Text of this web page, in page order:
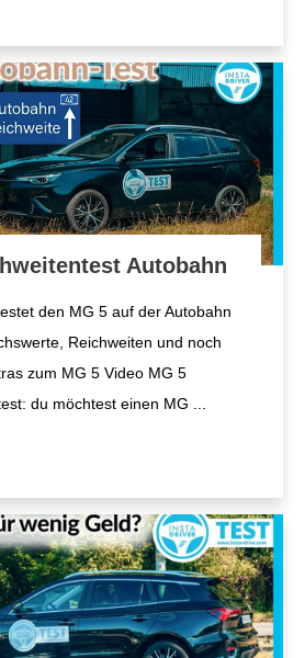
Autobahn
den MG 5 auf der Autobahn
Reichweiten und noch
zum MG 5 Video MG 5
du möchtest einen MG